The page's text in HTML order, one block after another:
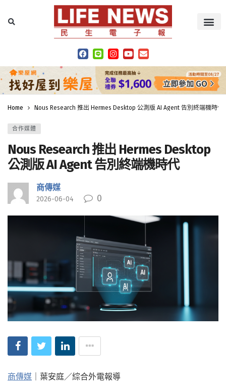
Home Nous Research 推出 Hermes Desktop 公測版 AI Agent 告別終端機時代
合作媒體
Nous Research 推出 Hermes Desktop
公測版 AI Agent 告別終端機時代
商傳媒
2026-06-04 0
商傳媒 ｜葉安庭／綜合外電報導